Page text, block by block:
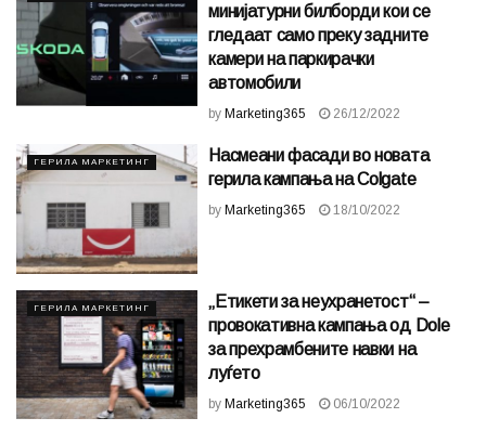
минијатурни билборди кои се
гледаат само преку задните
камери на паркирачки
автомобили
by Marketing365 26/12/2022
ГЕРИЛА МАРКЕТИНГ
Насмеани фасади во новата
герила кампања на Colgate
by Marketing365 18/10/2022
ГЕРИЛА МАРКЕТИНГ
„Етикети за неухранетост“ –
провокативна кампања од Dole
за прехрамбените навки на
луѓето
by Marketing365 06/10/2022